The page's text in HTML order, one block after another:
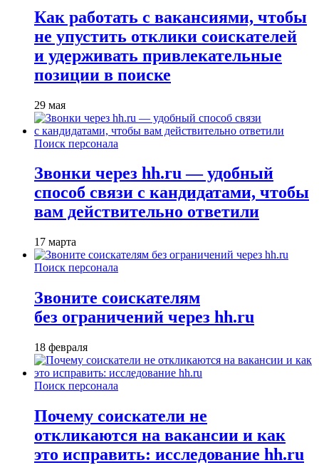
Как работать с вакансиями, чтобы
не упустить отклики соискателей
и удерживать привлекательные
позиции в поиске
29 мая
Поиск персонала
Звонки через hh.ru — удобный
способ связи с кандидатами, чтобы
вам действительно ответили
17 марта
Поиск персонала
Звоните соискателям
без ограничений через hh.ru
18 февраля
Поиск персонала
Почему соискатели не
откликаются на вакансии и как
это исправить: исследование hh.ru